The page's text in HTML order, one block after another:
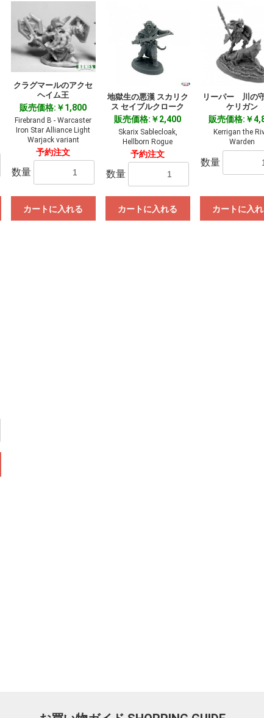
クラグマールのアクセ
ヘイム王
販売価格:￥1,800
Firebrand B - Warcaster
Iron Star Alliance Light
Warjack variant
予約注文
数量
カートに入れる
地獄生の悪漢 スカリク
ス セイブルクローク
販売価格:￥2,400
Skarix Sablecloak,
Hellborn Rogue
予約注文
数量
カートに入れる
リーパー 川の
ケリガン
販売価格:￥
Kerrigan the
Warden
数量
カートに入